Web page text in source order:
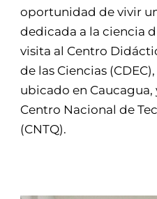
oportunidad de vivir
dedicada a la ciencia
visita al Centro
de las Ciencias
ubicado en Caucagua,
Centro Nacional de
(CNTQ).